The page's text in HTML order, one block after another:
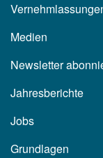
Medien
Newsletter
Jahresberichte
Jobs
Grundlagen